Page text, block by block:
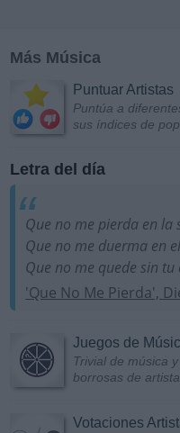
Más Música
Puntuar Artistas
Puntúa a
sus índices de
Letra del día
Que no me pierda en la
Que no me duerma en
Que no me quede sin tu
'Que No Me Pierda',
Juegos de
Trivial de música
borrosas de
Votaciones